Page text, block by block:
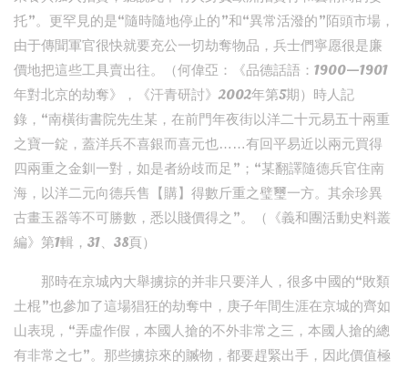
托”。更罕見的是“隨時隨地停止的”和“異常活潑的”陌頭市場，
由于傳聞軍官很快就要充公一切劫奪物品，兵士們寧愿很是廉
價地把這些工具賣出往。（何偉亞：《品德話語：1900—1901
年對北京的劫奪》，《汗青研討》2002年第5期）時人記
錄，“南橫街書院先生某，在前門年夜街以洋二十元易五十兩重
之寶一錠，蓋洋兵不喜銀而喜元也……有回平易近以兩元買得
四兩重之金釧一對，如是者紛歧而足”；“某翻譯隨德兵官住南
海，以洋二元向德兵售【購】得數斤重之璧璽一方。其余珍異
古畫玉器等不可勝數，悉以賤價得之”。（《義和團活動史料叢
編》第1輯，31、38頁）
那時在京城內大舉擄掠的并非只要洋人，很多中國的“敗類
土棍”也參加了這場猖狂的劫奪中，庚子年間生涯在京城的齊如
山表現，“弄虛作假，本國人搶的不外非常之三，本國人搶的總
有非常之七”。那些擄掠來的贓物，都要趕緊出手，因此價值極